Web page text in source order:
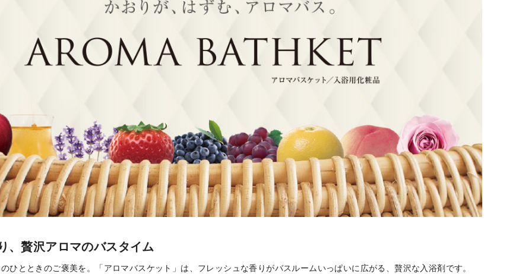
、贅沢アロマのバスタイム
ひとときのご褒美を。「アロマバスケット」は、フレッシュな香りがバスルームいっぱいに広がる、贅沢な入浴剤です。